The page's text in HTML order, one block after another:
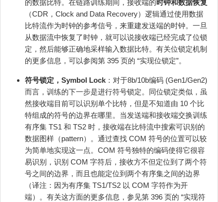
的数据比特。在链路训练期间，接收端的时钟和数据恢复
（CDR，Clock and Data Recovery）逻辑通过使用数据
比特流作为时钟的参考信号，来重建发送端的时钟。一旦
从数据流中恢复了时钟，就可以说接收端已经完成了位锁
定，然后能够正确地采样输入数据比特。有关位锁定机制
的更多信息，可以参阅第 395 页的 “实现位锁定”。
符号锁定，Symbol Lock ：对于8b/10b编码 (Gen1/Gen2)
而言，训练的下一步是进行符号锁定。同位锁定类似，虽
然接收端目前可以识别单个比特，但是不知道由 10 个比
特组成的符号的边界在哪里。当发送端和接收端交换训练
有序集 TS1 和 TS2 时，接收端在比特流中搜索可识别的
数据图样（pattern）。通过查找 COM 符号的位置可以较
为简单地实现这一点。COM 符号独特的编码使得它很容
易识别，识别 COM 字符后，接收方不但定位到了两个符
号之间的边界，而且也能定位到两个有序集之间的边界
（译注：因为有序集 TS1/TS2 以 COM 字符作为开
端）。有关这方面的更多信息，参见第 396 页的 “实现符